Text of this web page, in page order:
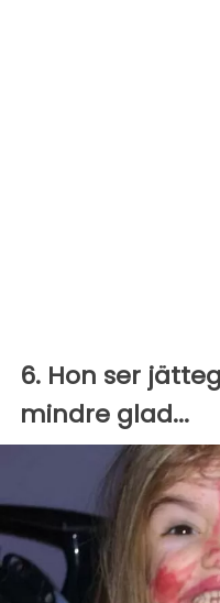
6. Hon ser
mindre glad...